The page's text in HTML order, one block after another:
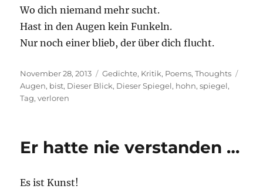
Wo dich niemand mehr sucht.
Hast in den Augen kein Funkeln.
Nur noch einer blieb, der über dich flucht.
Posted
on
November 28, 2013 Categories
Gedichte, Kritik, Poems,Thoughts
Augen, bist, Dieser Blick, Dieser Spiegel, hohn,spiegel,
Tag,verloren
Er hatte nie verstanden …
Es ist Kunst!